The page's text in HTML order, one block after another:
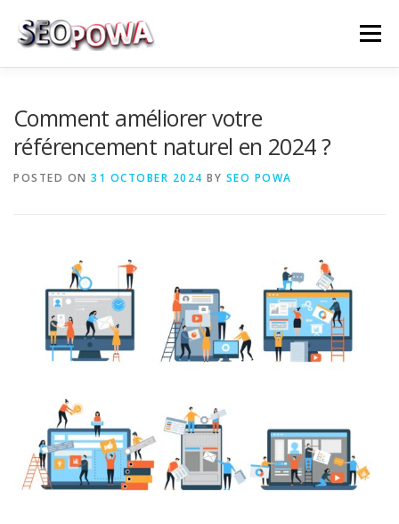
Menu
Comment améliorer votre
référencement naturel en 2024 ?
POSTED ON 31 OCTOBER 2024 BY SEO POWA